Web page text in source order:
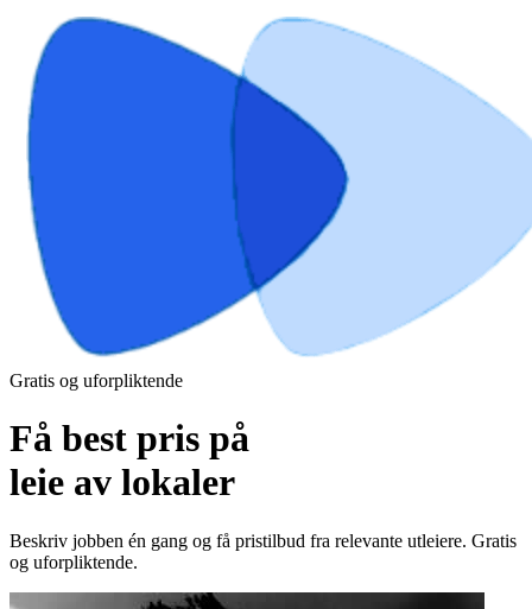
Gratis og uforpliktende
Få best pris på
leie av lokaler
Beskriv jobben én gang og få pristilbud fra relevante utleiere. Gratis
og uforpliktende.